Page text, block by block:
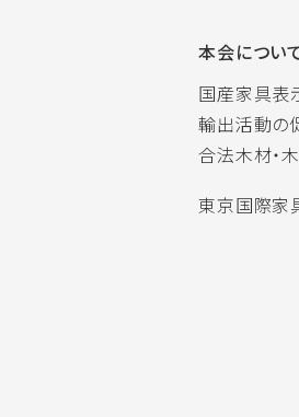
本会につい
国産家具表
輸出活動の
合法木材・
東京国際家